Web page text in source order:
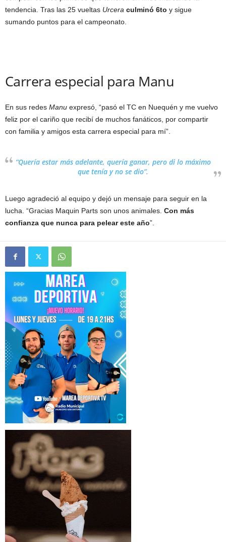
tendencia. Tras las 25 vueltas Urcera culminó 6to y sigue
sumando puntos para el campeonato.
Carrera especial para Manu
En sus redes Manu expresó, “pasó el TC en Nuequén y me vuelvo
feliz por el cariño que recibí de muchos fanáticos, por compartir
con familia y amigos esta carrera especial para mí”.
“Quería estar más adelante, quería ganar, pero di lo máximo
que tenía y no se dio”.
Luego agradeció al equipo y dejó un mensaje para seguir en la
lucha. “Gracias Maquin Parts son unos animales. Con más
confianza que nunca para pelear este año”.